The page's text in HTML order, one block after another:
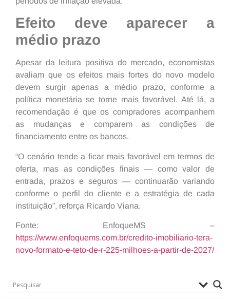
Efeito deve aparecer a
médio prazo
Apesar da leitura positiva do mercado, economistas
avaliam que os efeitos mais fortes do novo modelo
devem surgir apenas a médio prazo, conforme a
política monetária se torne mais favorável. Até lá, a
recomendação é que os compradores acompanhem
as mudanças e comparem as condições de
financiamento entre os bancos.
“O cenário tende a ficar mais favorável em termos de
oferta, mas as condições finais — como valor de
entrada, prazos e seguros — continuarão variando
conforme o perfil do cliente e a estratégia de cada
instituição”, reforça Ricardo Viana.
Fonte: EnfoqueMS –
https://www.enfoquems.com.br/credito-imobiliario-tera-
novo-formato-e-teto-de-r-225-milhoes-a-partir-de-2027/